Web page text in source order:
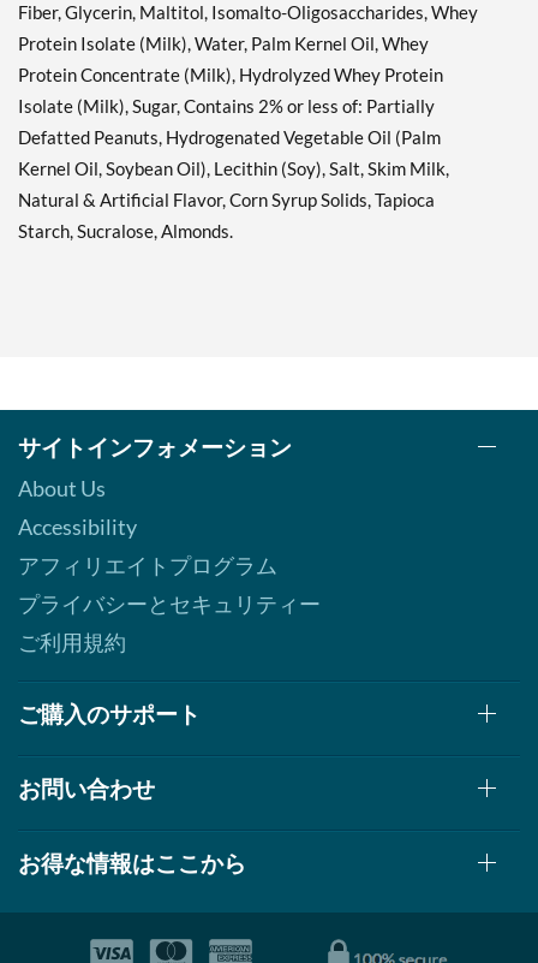
Fruity Cereal USE BY
11/1/26 12 bars
販売価格: AU$26.68
SALE!
ディスカウント％ 71%
カートに入れる »
Hershey's Cookies 'n'
Creme 12 bars
Creme USE BY 11/1/26 12
bars
販売価格: AU$26.68
Hershey's Double
ディスカウント％ 63%
Lemon Cake 12 bars
ディスカウント％ 63%
カートに入れる »
Maple Glazed Doughnut
Fiber, Glycerin, Maltitol, Isomalto-Oligosaccharides, Whey
Protein Isolate (Milk), Water, Palm Kernel Oil, Whey
Protein Concentrate (Milk), Hydrolyzed Whey Protein
Isolate (Milk), Sugar, Contains 2% or less of: Partially
Defatted Peanuts, Hydrogenated Vegetable Oil (Palm
Kernel Oil, Soybean Oil), Lecithin (Soy), Salt, Skim Milk,
Natural & Artificial Flavor, Corn Syrup Solids, Tapioca
Starch, Sucralose, Almonds.
サイトインフォメーション
About Us
Accessibility
アフィリエイトプログラム
プライバシーとセキュリティー
ご利用規約
ご購入のサポート
お問い合わせ
お得な情報はここから